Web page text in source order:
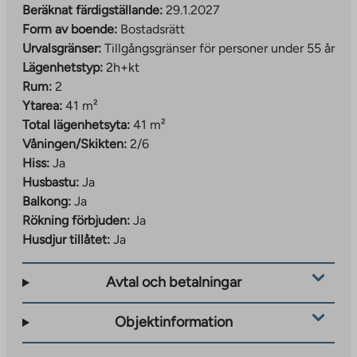
att vara helt färdigställt år 2040. Området planeras att
hysa cirka 15 000 personer, samt skolor, daghem,
butiker, kontorslokaler och parker. Slottsstaden täcker
en yta på cirka 270 hektar. Området är en kombination
av det gamla historiska Åbo och nytt stadsliv.
Områdets läge är utmärkt, då järnvägsstationen,
butiker och alla tjänster i stadens centrum finns i
närheten. Ruissalo ö ligger bara cirka tre kilometer bort,
vilket också lätt kan nås med cykel. För den
kulturintresserade finns historiska sevärdheter som
Åbo slott. Smidig kollektivtrafik och korta avstånd till
tjänster gör vardagen bekymmersfri.
Beräknat färdigställande: 29.1.2027
Form av boende: Bostadsrätt
Urvalsgränser: Tillgångsgränser för personer under 55 år
Lägenhetstyp: 2h+kt
Rum: 2
Ytarea: 41 m²
Total lägenhetsyta: 41 m²
Våningen/Skikten: 2/6
Hiss: Ja
Husbastu: Ja
Balkong: Ja
Rökning förbjuden: Ja
Husdjur tillåtet: Ja
Avtal och betalningar
Objektinformation